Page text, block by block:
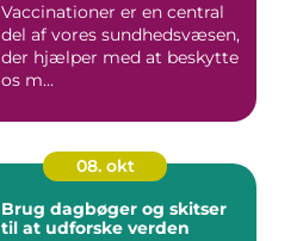
Vaccinationer er en central
del af vores sundhedsvæsen,
der hjælper med at beskytte
os m...
08. okt
Brug dagbøger og skitser
til at udforske verden